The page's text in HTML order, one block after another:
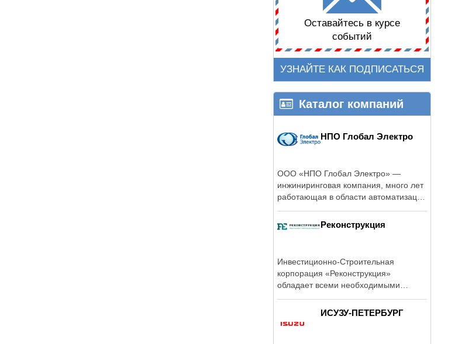
Оставайтесь в курсе
событий
УЗНАЙТЕ КАК ПОДПИСАТЬСЯ
Каталог компаний
НПО Глобал Электро
ООО «НПО Глобал Электро» —
инжиниринговая компания, много лет
работающая в области автоматизации
Реконструкция
Инвестиционно-Строительная
корпорация «Реконструкция»
обладает всеми необходимыми
ИСУЗУ-ПЕТЕРБУРГ